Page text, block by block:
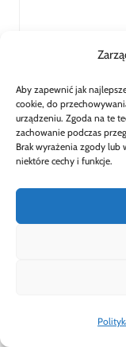
Aby zapewnić jak
cookie, do
urządzeniu. Zgoda na te
zachowanie podczas
Brak wyrażenia zgody lub
niektóre cechy i funkcje.
Dodaj
Twój adres email
pola są oznaczone
Komentarz*